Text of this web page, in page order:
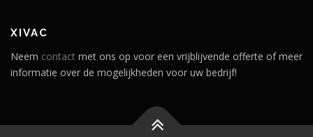
XIVAC
Neem contact met ons op voor een vrijblijvende offerte of meer
informatie over de mogelijkheden voor uw bedrijf!